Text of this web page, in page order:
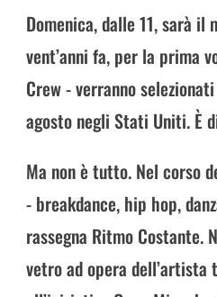
Domenica, dalle 11, sarà
vent’anni fa, per la prima
Crew - verranno
agosto negli Stati Uniti. È
Ma non è tutto. Nel corso
- breakdance, hip hop,
rassegna Ritmo Costante.
vetro ad opera